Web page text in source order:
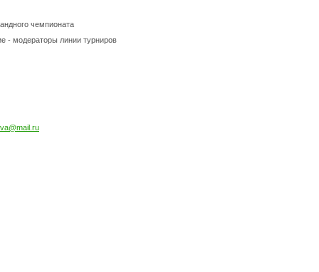
чемпионата
- модераторы линии турниров